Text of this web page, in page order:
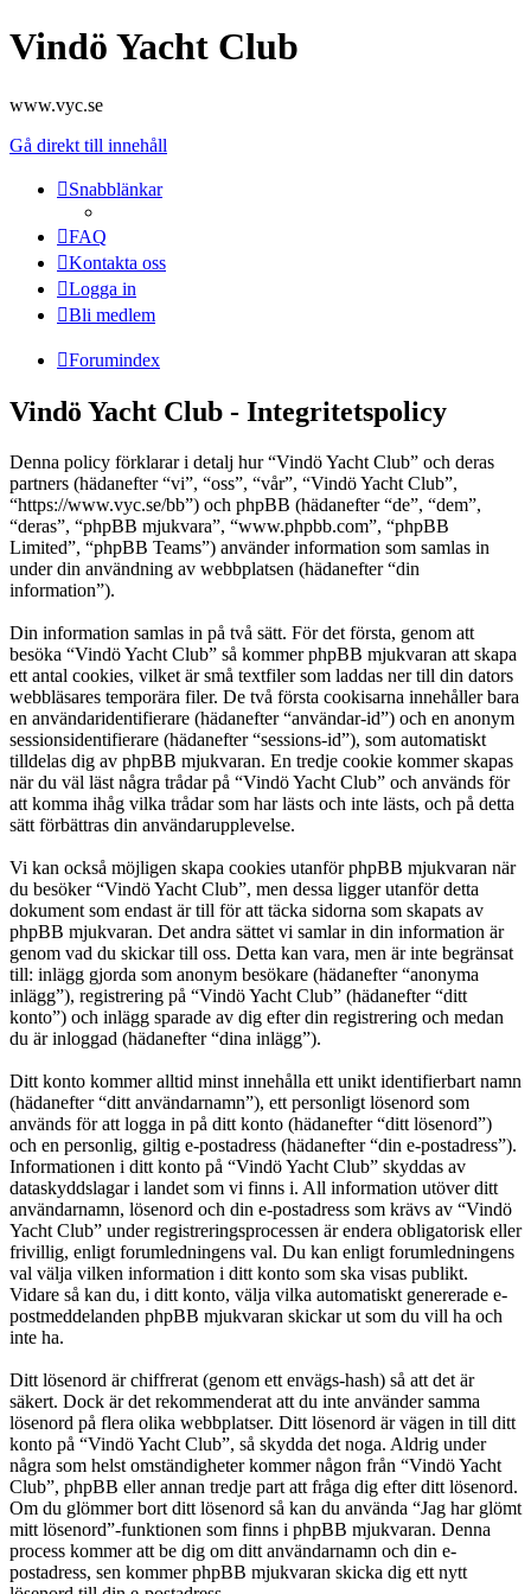
Vindö Yacht Club
www.vyc.se
Gå direkt till innehåll
Snabblänkar
FAQ
Kontakta oss
Logga in
Bli medlem
Forumindex
Vindö Yacht Club - Integritetspolicy
Denna policy förklarar i detalj hur “Vindö Yacht Club” och deras
partners (hädanefter “vi”, “oss”, “vår”, “Vindö Yacht Club”,
“https://www.vyc.se/bb”) och phpBB (hädanefter “de”, “dem”,
“deras”, “phpBB mjukvara”, “www.phpbb.com”, “phpBB
Limited”, “phpBB Teams”) använder information som samlas in
under din användning av webbplatsen (hädanefter “din
information”).
Din information samlas in på två sätt. För det första, genom att
besöka “Vindö Yacht Club” så kommer phpBB mjukvaran att skapa
ett antal cookies, vilket är små textfiler som laddas ner till din dators
webbläsares temporära filer. De två första cookisarna innehåller bara
en användaridentifierare (hädanefter “användar-id”) och en anonym
sessionsidentifierare (hädanefter “sessions-id”), som automatiskt
tilldelas dig av phpBB mjukvaran. En tredje cookie kommer skapas
när du väl läst några trådar på “Vindö Yacht Club” och används för
att komma ihåg vilka trådar som har lästs och inte lästs, och på detta
sätt förbättras din användarupplevelse.
Vi kan också möjligen skapa cookies utanför phpBB mjukvaran när
du besöker “Vindö Yacht Club”, men dessa ligger utanför detta
dokument som endast är till för att täcka sidorna som skapats av
phpBB mjukvaran. Det andra sättet vi samlar in din information är
genom vad du skickar till oss. Detta kan vara, men är inte begränsat
till: inlägg gjorda som anonym besökare (hädanefter “anonyma
inlägg”), registrering på “Vindö Yacht Club” (hädanefter “ditt
konto”) och inlägg sparade av dig efter din registrering och medan
du är inloggad (hädanefter “dina inlägg”).
Ditt konto kommer alltid minst innehålla ett unikt identifierbart namn
(hädanefter “ditt användarnamn”), ett personligt lösenord som
används för att logga in på ditt konto (hädanefter “ditt lösenord”)
och en personlig, giltig e-postadress (hädanefter “din e-postadress”).
Informationen i ditt konto på “Vindö Yacht Club” skyddas av
dataskyddslagar i landet som vi finns i. All information utöver ditt
användarnamn, lösenord och din e-postadress som krävs av “Vindö
Yacht Club” under registreringsprocessen är endera obligatorisk eller
frivillig, enligt forumledningens val. Du kan enligt forumledningens
val välja vilken information i ditt konto som ska visas publikt.
Vidare så kan du, i ditt konto, välja vilka automatiskt genererade e-
postmeddelanden phpBB mjukvaran skickar ut som du vill ha och
inte ha.
Ditt lösenord är chiffrerat (genom ett envägs-hash) så att det är
säkert. Dock är det rekommenderat att du inte använder samma
lösenord på flera olika webbplatser. Ditt lösenord är vägen in till ditt
konto på “Vindö Yacht Club”, så skydda det noga. Aldrig under
några som helst omständigheter kommer någon från “Vindö Yacht
Club”, phpBB eller annan tredje part att fråga dig efter ditt lösenord.
Om du glömmer bort ditt lösenord så kan du använda “Jag har glömt
mitt lösenord”-funktionen som finns i phpBB mjukvaran. Denna
process kommer att be dig om ditt användarnamn och din e-
postadress, sen kommer phpBB mjukvaran skicka dig ett nytt